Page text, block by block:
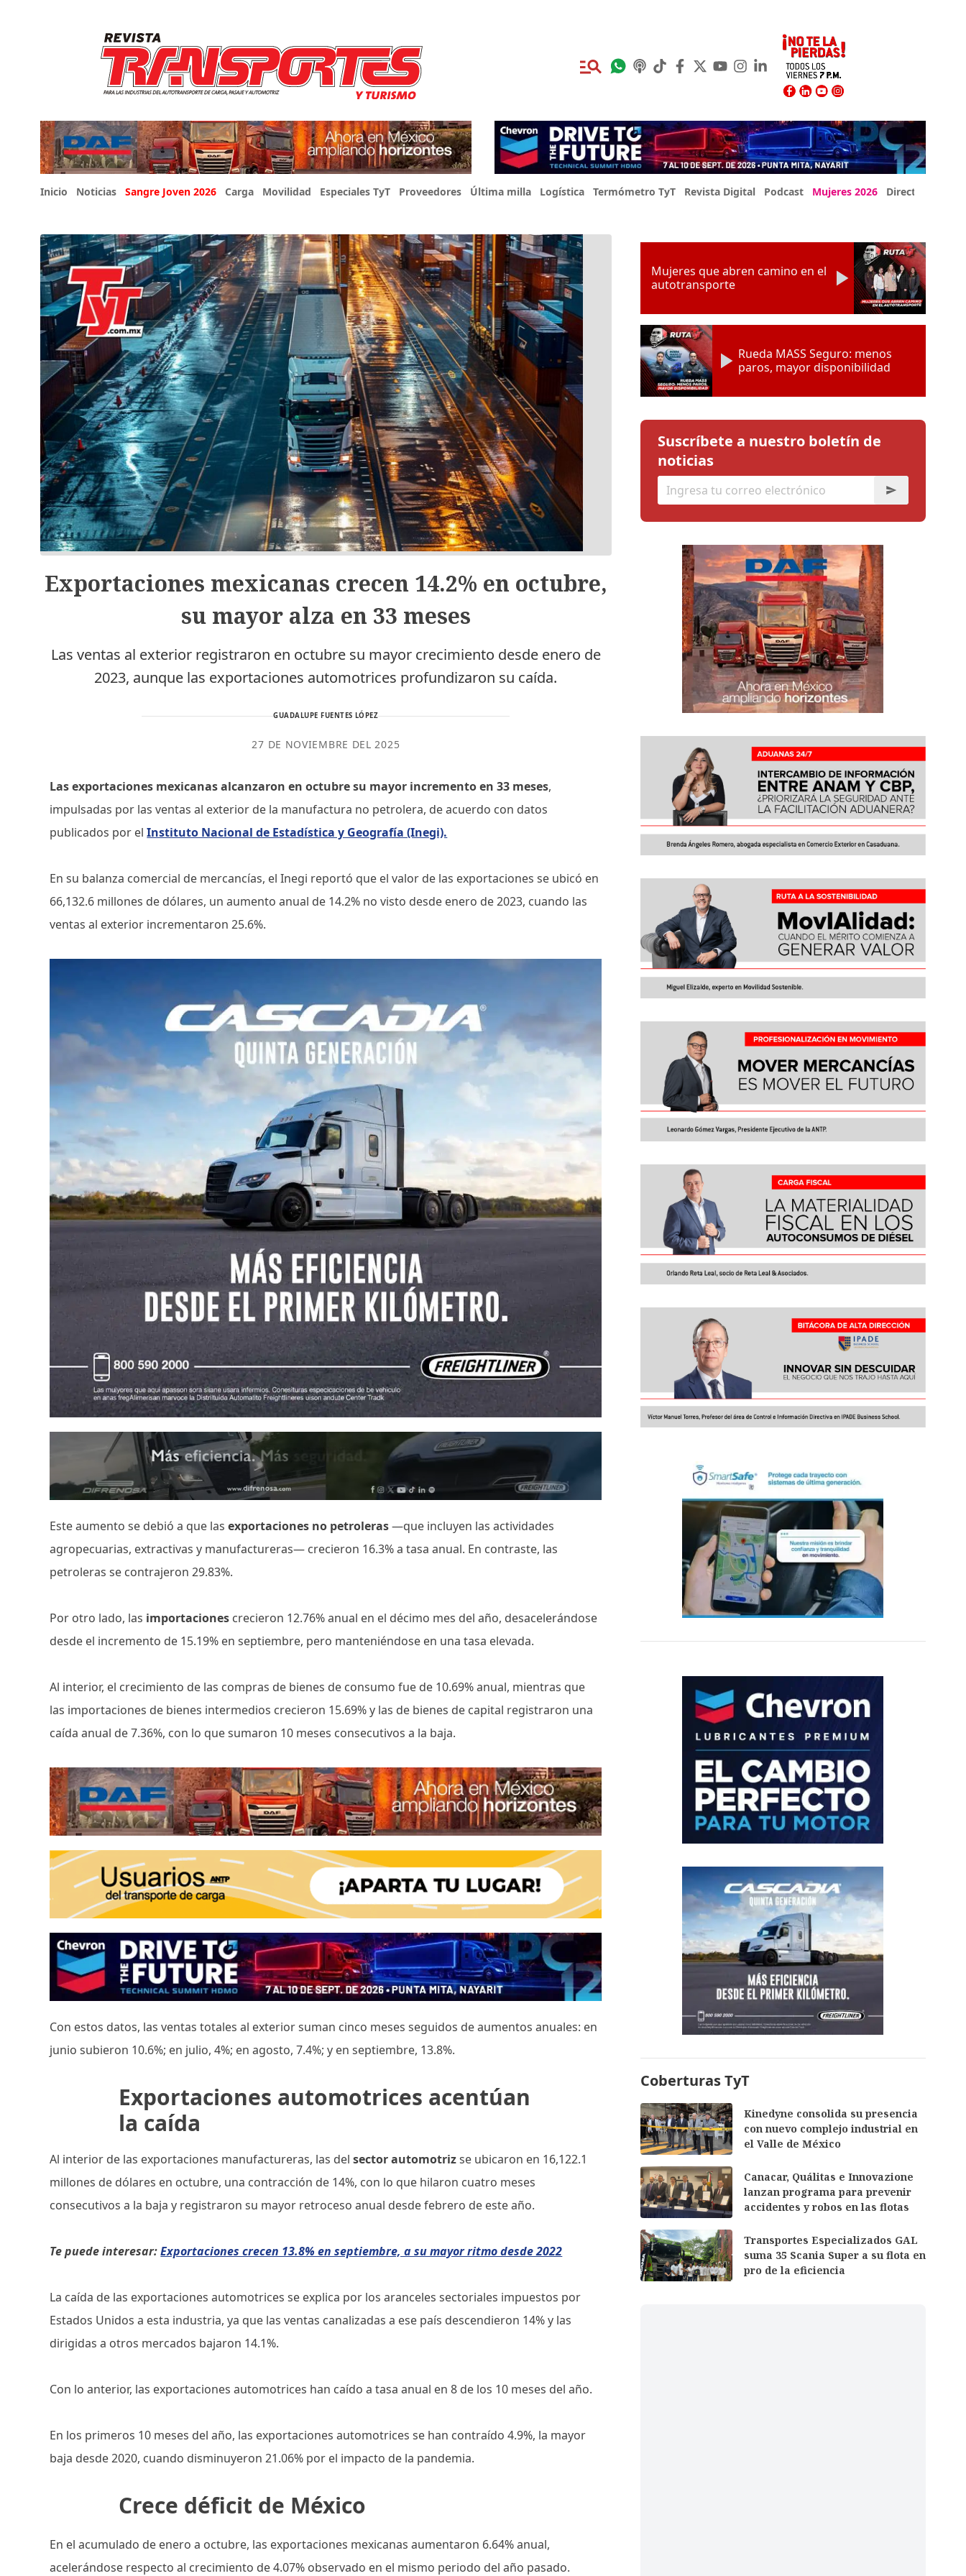
Inicio Noticias Sangre Joven 2026 Carga Movilidad Especiales TyT Proveedores Última milla Logística Termómetro TyT Revista Digital Podcast Mujeres 2026 Directorio Expo
Exportaciones mexicanas crecen 14.2% en octubre,
su mayor alza en 33 meses
Las ventas al exterior registraron en octubre su mayor crecimiento desde enero de
2023, aunque las exportaciones automotrices profundizaron su caída.
GUADALUPE FUENTES LÓPEZ
27 DE NOVIEMBRE DEL 2025
Las exportaciones mexicanas alcanzaron en octubre su mayor incremento en 33 meses,
impulsadas por las ventas al exterior de la manufactura no petrolera, de acuerdo con datos
publicados por elInstituto Nacional de Estadística y Geografía (Inegi).
En su balanza comercial de mercancías, el Inegi reportó que el valor de las exportaciones se ubicó en
66,132.6 millones de dólares, un aumento anual de 14.2% no visto desde enero de 2023, cuando las
ventas al exterior incrementaron 25.6%.
Este aumento se debió a que lasexportaciones no petroleras—que incluyen las actividades
agropecuarias, extractivas y manufactureras— crecieron 16.3% a tasa anual. En contraste, las
petroleras se contrajeron 29.83%.
Por otro lado, las importaciones crecieron 12.76% anual en el décimo mes del año, desacelerándose
desde el incremento de 15.19% en septiembre, pero manteniéndose en una tasa elevada.
Al interior, el crecimiento de las compras de bienes de consumo fue de 10.69% anual, mientras que
las importaciones de bienes intermedios crecieron 15.69% y las de bienes de capital registraron una
caída anual de 7.36%, con lo que sumaron 10 meses consecutivos a la baja.
Con estos datos, las ventas totales al exterior suman cinco meses seguidos de aumentos anuales: en
junio subieron 10.6%; en julio, 4%; en agosto, 7.4%; y en septiembre, 13.8%.
Exportaciones automotrices acentúan
la caída
Al interior de las exportaciones manufactureras, las delsector automotrizse ubicaron en 16,122.1
millones de dólares en octubre, una contracción de 14%, con lo que hilaron cuatro meses
consecutivos a la baja y registraron su mayor retroceso anual desde febrero de este año.
Te puede interesar:Exportaciones crecen 13.8% en septiembre, a su mayor ritmo desde 2022
La caída de las exportaciones automotrices se explica por los aranceles sectoriales impuestos por
Estados Unidos a esta industria, ya que las ventas canalizadas a ese país descendieron 14% y las
dirigidas a otros mercados bajaron 14.1%.
Con lo anterior, las exportaciones automotrices han caído a tasa anual en 8 de los 10 meses del año.
En los primeros 10 meses del año, las exportaciones automotrices se han contraído 4.9%, la mayor
baja desde 2020, cuando disminuyeron 21.06% por el impacto de la pandemia.
Crece déficit de México
En el acumulado de enero a octubre, las exportaciones mexicanas aumentaron 6.64% anual,
acelerándose respecto al crecimiento de 4.07% observado en el mismo periodo del año pasado.
Mujeres que abren camino en el
autotransporte
Rueda MASS Seguro: menos
paros, mayor disponibilidad
Suscríbete a nuestro boletín de
noticias
Coberturas TyT
Kinedyne consolida su presencia
con nuevo complejo industrial en
el Valle de México
Canacar, Quálitas e Innovazione
lanzan programa para prevenir
accidentes y robos en las flotas
Transportes Especializados GAL
suma 35 Scania Super a su flota en
pro de la eficiencia